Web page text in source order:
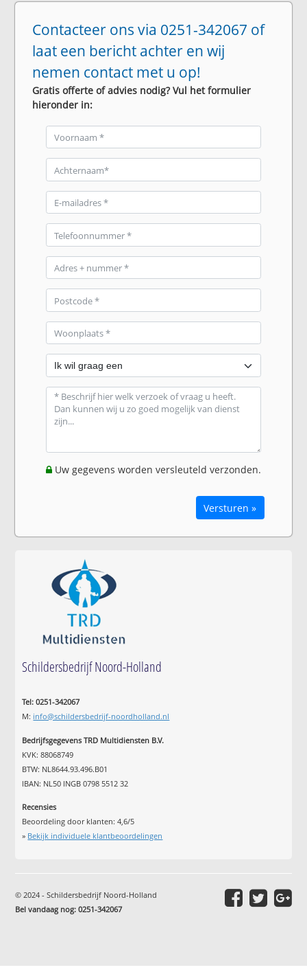
Contacteer ons via 0251-342067 of
laat een bericht achter en wij
nemen contact met u op!
Gratis offerte of advies nodig? Vul het formulier
hieronder in:
Uw gegevens worden versleuteld verzonden.
Versturen »
Schildersbedrijf Noord-Holland
Tel: 0251-342067
M: info@schildersbedrijf-noordholland.nl
Bedrijfsgegevens TRD Multidiensten B.V.
KVK: 88068749
BTW: NL8644.93.496.B01
IBAN: NL50 INGB 0798 5512 32
Recensies
Beoordeling door klanten:4,6/5
» Bekijk individuele klantbeoordelingen
© 2024 - Schildersbedrijf Noord-Holland
Bel vandaag nog: 0251-342067